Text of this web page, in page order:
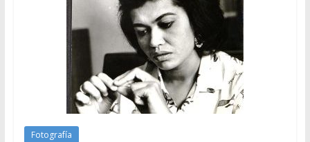
Fotografía